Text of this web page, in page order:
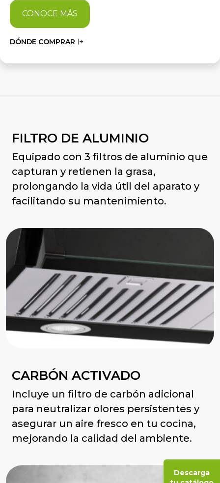
Descarga
CONOCE MÁS
DÓNDE COMPRAR
FILTRO DE ALUMINIO
Equipado con 3 filtros de aluminio que
capturan y retienen la grasa,
prolongando la vida útil del aparato y
facilitando su mantenimiento.
CARBÓN ACTIVADO
Incluye un filtro de carbón adicional
para neutralizar olores persistentes y
asegurar un aire fresco en tu cocina,
mejorando la calidad del ambiente.